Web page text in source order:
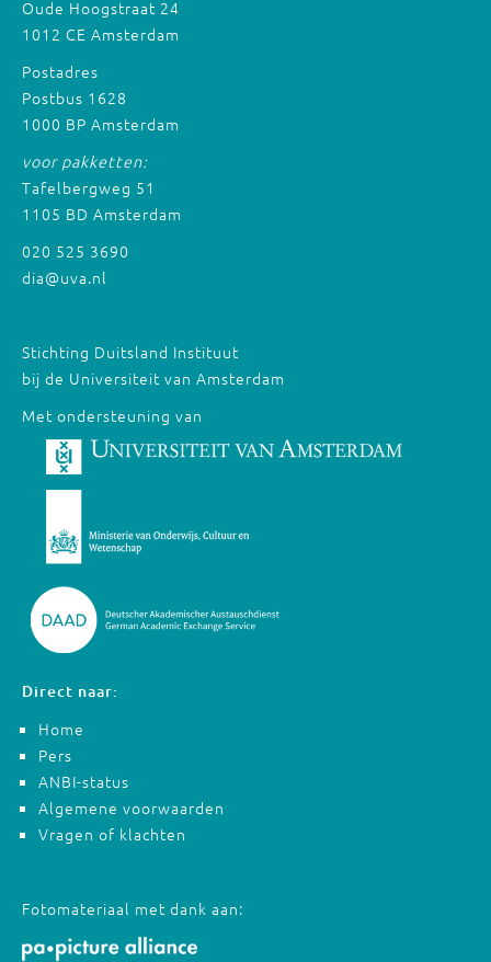
Oude Hoogstraat 24
1012 CE Amsterdam
Postadres
Postbus 1628
1000 BP Amsterdam
voor pakketten:
Tafelbergweg 51
1105 BD Amsterdam
020 525 3690
dia@uva.nl
Stichting Duitsland Instituut
bij de Universiteit van Amsterdam
Met ondersteuning van
Direct naar:
Home
Pers
ANBI-status
Algemene voorwaarden
Vragen of klachten
Fotomateriaal met dank aan: